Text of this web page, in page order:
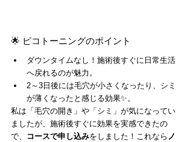
🌟 ピコトーニングのポイント
ダウンタイムなし！施術後すぐに日常生活
へ戻れるのが魅力。
2～3日後には毛穴が小さくなったり、シミ
が薄くなったと感じる効果✨。
私は「毛穴の開き」や「シミ」が気になってい
ましたが、施術後すぐに効果を実感できたの
で、
コースで申し込みをしました！これなら ノ